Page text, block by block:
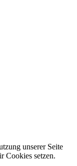
unserer Seite
Cookies setzen.